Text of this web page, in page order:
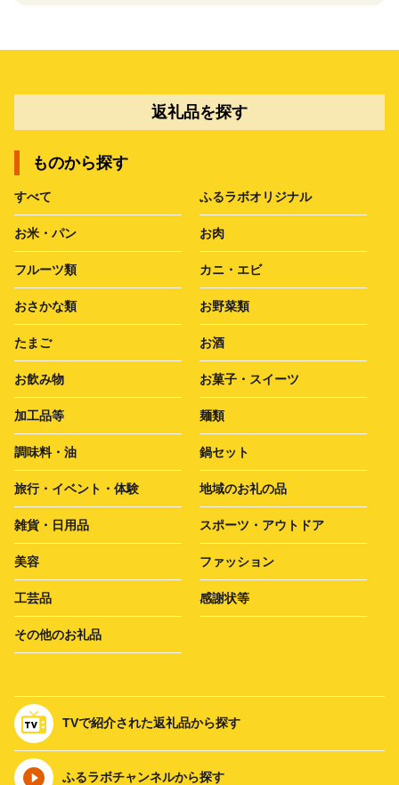
返礼品を探す
ものから探す
すべて ふるラボオリジナル
お米・パン お肉
フルーツ類 カニ・エビ
おさかな類 お野菜類
たまご お酒
お飲み物 お菓子・スイーツ
加工品等 麺類
調味料・油 鍋セット
旅行・イベント・体験 地域のお礼の品
雑貨・日用品 スポーツ・アウトドア
美容 ファッション
工芸品 感謝状等
その他のお礼品
TVで紹介された返礼品から探す
ふるラボチャンネルから探す